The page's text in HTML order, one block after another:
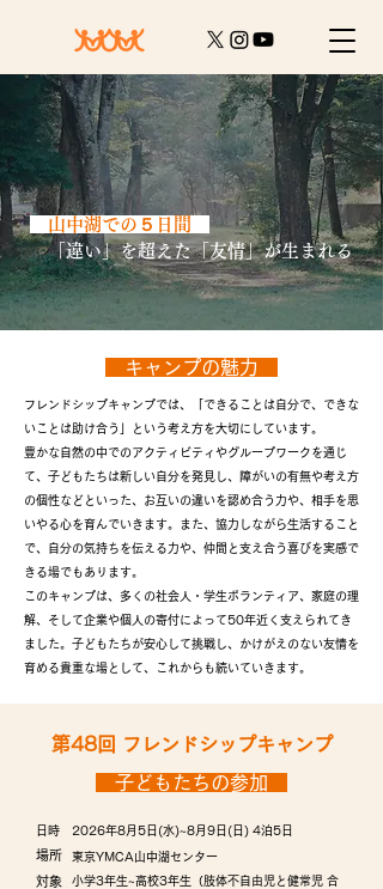
山中湖での５日間
「違い」を超えた「友情」が生まれる
キャンプの魅力
フレンドシップキャンプでは、「できることは自分で、できな
いことは助け合う」という考え方を大切にしています。
豊かな自然の中でのアクティビティやグループワークを通じ
て、子どもたちは新しい自分を発見し、障がいの有無や考え方
の個性などといった、お互いの違いを認め合う力や、相手を思
いやる心を育んでいきます。また、協力しながら生活すること
で、自分の気持ちを伝える力や、仲間と支え合う喜びを実感で
きる場でもあります。
このキャンプは、多くの社会人・学生ボランティア、家庭の理
解、そして企業や個人の寄付によって50年近く支えられてき
ました。子どもたちが安心して挑戦し、かけがえのない友情を
育める貴重な場として、これからも続いていきます​。​
第48回 フレンドシップキャンプ
子どもたちの参加
日時 2026年8月5日(水)~8月9日(日) 4泊5日​
場所​​ 東京YMCA山中湖センター​​
​対象​
​小学3年生~高校3年生（肢体不自由児と健常児 合